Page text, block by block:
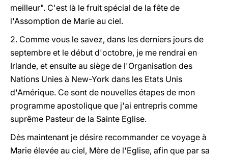
meilleur". C'est là le fruit spécial de la fête de
l'Assomption de Marie au ciel.
2. Comme vous le savez, dans les derniers jours de
septembre et le début d'octobre, je me rendrai en
Irlande, et ensuite au siège de l'Organisation des
Nations Unies à New-York dans les Etats Unis
d'Amérique. Ce sont de nouvelles étapes de mon
programme apostolique que j'ai entrepris comme
suprême Pasteur de la Sainte Eglise.
Dès maintenant je désire recommander ce voyage à
Marie élevée au ciel, Mère de l'Eglise, afin que par sa